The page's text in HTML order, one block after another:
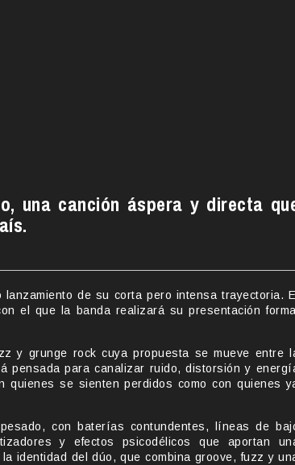
una canción áspera y directa
de su corta pero intensa trayectoria.
el que la banda realizará su presentación
y grunge rock cuya propuesta se mueve entre
pensada para canalizar ruido, distorsión y
quienes se sienten perdidos como con quienes
con baterías contundentes, líneas de
y efectos psicodélicos que aportan
identidad del dúo, que combina groove, fuzz y